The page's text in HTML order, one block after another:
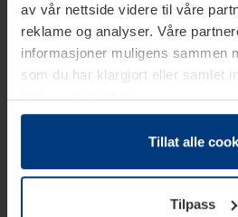
av vår nettside videre til våre
reklame og analyser. Våre
informasjoner muligens sammen
som du har klargjort eller samlet
bruk av tjenestene.
Etter loven kan vi lagre
datamaskin, hvis disse er
trenger vi din tillatelse. Du kan
tilbakekalle ditt samtykke i
Tillat alle
Tilpass